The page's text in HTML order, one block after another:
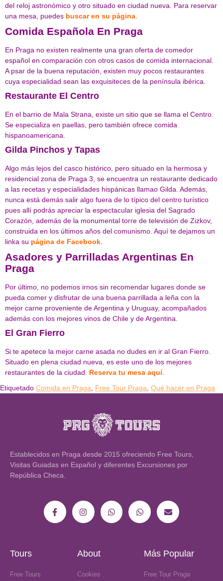
del reloj astronómico y otro situado en ciudad nueva. Para reservar
una mesa, puedes buscar en su página
Comida Española En Praga
En Praga no existen realmente una gran oferta de comedor
español en comparación con otros casos de comida internacional.
A psar de la buena reputación, existen muy pocos restaurantes
cuya especialidad sean las exquisiteces de la península ibérica.
Restaurante El Centro
En el barrio de Mala Strana, existe un sitio que se llama el Centro.
Se especializa en paellas, pero también ofrece comida
hispanoamericana.
Gilda Pinchos y Tapas
Algo más lejos del casco histórico, pero situado en la hermosa y
residencial zona de Praga 3, se encuentra un restaurante dedicado
a las recetas y especialidades hispánicas llamao Gilda. Además,
nunca está demás salir algo fuera de lo típico del centro turístico
pues allí podrás apreciar la espectacular iglesia del Sagrado
Corazón, además de la monumental torre de televisión de Zizkov,
construida en los últimos años del comunismo. Aquí te dejamos un
linka su página de Facebook
Asadores y Parrilladas Argentinas En
Praga
Por último, no podemos irnos sin recomendar lugares donde se
pueda comer y disfrutar de una buena parrillada a leña con la
mejor carne proveniente de Argentina y Uruguay, acompañados
además con los mejores vinos de Chile y de Argentina.
El Gran Fierro
Si te apetece la mejor carne asada no dudes en ir al Gran Fierro.
Situado en plena ciudad nueva, es este uno de los mejores
restaurantes de la ciudad. Reserva tu mesa aquí.
Etiquetado Comida en Praga Free Tour Praga Qué hacer en Praga
Establecidos en Praga desde 2015 ofreciendo Free Tours,
Visitas Guiadas en Español y diferentes Excursiones por
República Checa.
Tours
Free Tours
About
Cookies
Más Popular
Free Tour Praga